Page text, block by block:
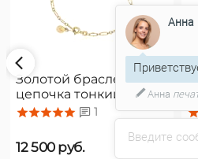
Золотой браслет
цепочка тонкий с
органическим
жемчугом Majorica
Cies
1
12 500 руб.
Введите
Анна
Анна